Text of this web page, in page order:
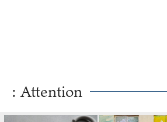
: Attention